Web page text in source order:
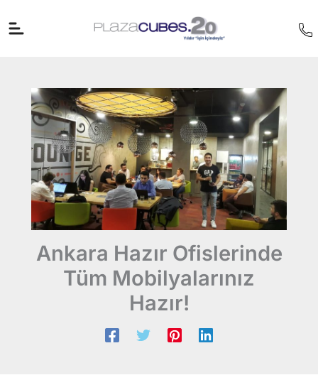
atla
Ankara Hazır Ofislerinde
Tüm Mobilyalarınız
Hazır!